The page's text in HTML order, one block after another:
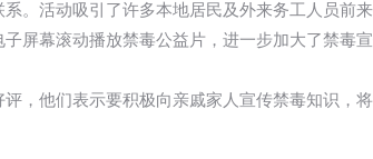
。活动吸引了许多本地居民及外来务工人员前
屏幕滚动播放禁毒公益片，进一步加大了禁
，他们表示要积极向亲戚家人宣传禁毒知识，